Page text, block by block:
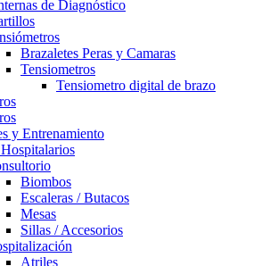
de Diagnóstico
Brazaletes Peras y Camaras
Tensiometros
Tensiometro digital de brazo
y Entrenamiento
Biombos
Escaleras / Butacos
Mesas
Sillas / Accesorios
Atriles